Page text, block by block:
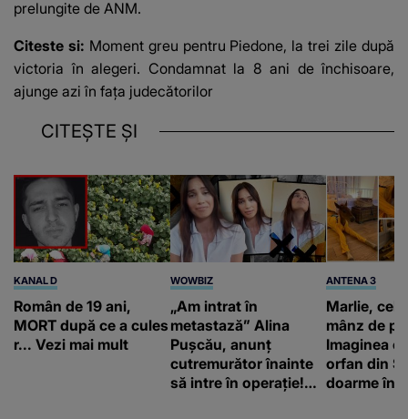
prelungite de ANM.
Citeste si: Moment greu pentru Piedone, la trei zile după
victoria în alegeri. Condamnat la 8 ani de închisoare,
ajunge azi în fața judecătorilor
CITEȘTE ȘI
KANAL D
Român de 19 ani,
MORT după ce a cules
r... Vezi mai mult
WOWBIZ
„Am intrat în
metastază” Alina
Pușcău, anunț
cutremurător înainte
să intre în operație!
ANTENA 3
Marlie, cel
mânz de
Imaginea
orfan din
doarme în